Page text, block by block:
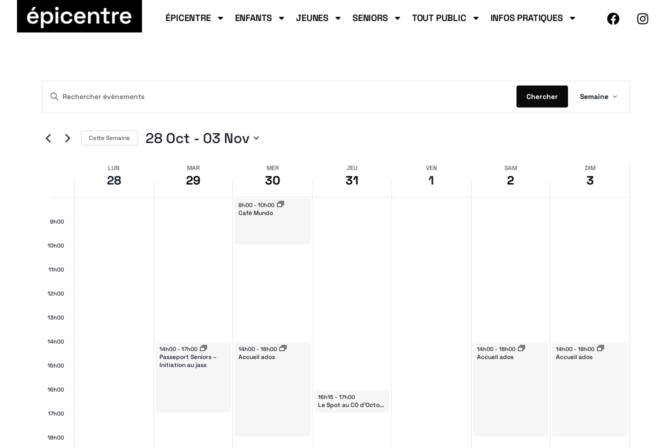
ÉPICENTRE ENFANTS JEUNES SENIORS TOUT PUBLIC INFOS PRATIQUES
Recherche
et
navigation
de
Saisir
mot-
Rechercher
mot-
Chercher Semaine
Cette Semaine 28 Oct - 03 Nov
Semaine
du
Évènements
LUN
28
MAR
29
MER
30
JEU
31
VEN
1
SAM
2
DIM
3
9h00
10h00
11h00
12h00
13h00
14h00
15h00
16h00
17h00
18h00
October 29, 2024
14h00 - 17h00
Passeport Seniors –
Initiation au jass
October 30, 2024
8h00-10h00
Café Mundo
October 30, 2024
14h00-18h00
Accueil ados
October 31, 2024
16h15-17h00
Le Spot au CO d’Octodure
November 2, 2024
14h00 - 18h00
Accueil ados
November 3, 2024
14h00-18h00
Accueil ados